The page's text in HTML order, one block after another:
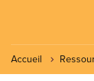
Accueil